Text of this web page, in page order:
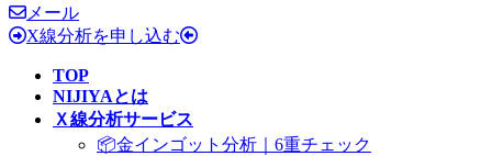
メール
X線分析を申し込む
TOP
NIJIYAとは
Ｘ線分析サービス
📦金インゴット分析｜6重チェック